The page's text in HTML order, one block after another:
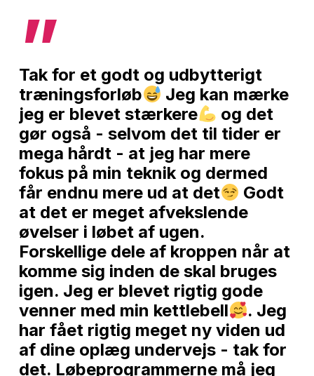
”
Tak for et godt og udbytterigt
træningsforløb
Jeg kan mærke
jeg er blevet stærkere
og det
gør også - selvom det til tider er
mega hårdt - at jeg har mere
fokus på min teknik og dermed
får endnu mere ud at det
Godt
at det er meget afvekslende
øvelser i løbet af ugen.
Forskellige dele af kroppen når at
komme sig inden de skal bruges
igen. Jeg er blevet rigtig gode
venner med min kettlebell
. Jeg
har fået rigtig meget ny viden ud
af dine oplæg undervejs - tak for
det. Løbeprogrammerne må jeg